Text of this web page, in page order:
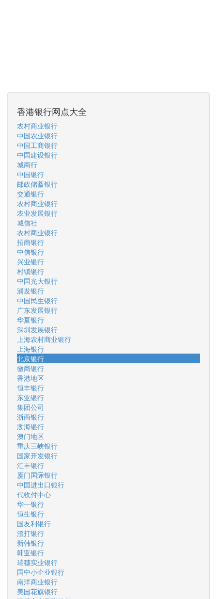
香港银行网点大全
农村商业银行
中国农业银行
中国工商银行
中国建设银行
城商行
中国银行
邮政储蓄银行
交通银行
农村商业银行
农业发展银行
城信社
农村商业银行
招商银行
中信银行
兴业银行
村镇银行
中国光大银行
浦发银行
中国民生银行
广东发展银行
华夏银行
深圳发展银行
上海农村商业银行
上海银行
北京银行
徽商银行
香港地区
恒丰银行
东亚银行
集团公司
浙商银行
渤海银行
澳门地区
重庆三峡银行
国家开发银行
汇丰银行
厦门国际银行
中国进出口银行
代收付中心
华一银行
恒生银行
国友利银行
渣打银行
新韩银行
韩亚银行
瑞穗实业银行
国中小企业银行
南洋商业银行
美国花旗银行